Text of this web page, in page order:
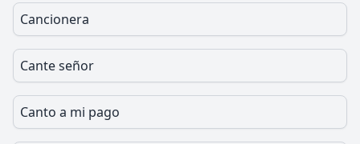
Cancionera
Cante señor
Canto a mi pago